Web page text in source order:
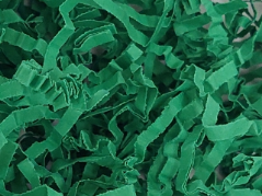
dekoravimui